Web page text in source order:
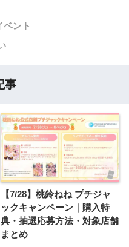
ベント
事
【7/28】桃鈴ねね プチジャ
ックキャンペーン｜購入特
典・抽選応募方法・対象店舗
まとめ